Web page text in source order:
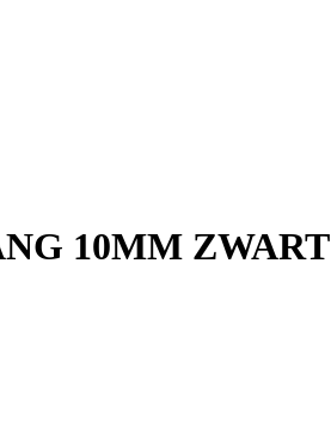
10MM ZWART